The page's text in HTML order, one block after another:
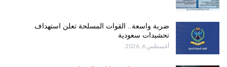
ضربة واسعة.. القوات المسلحة تعلن استهداف
تحشيدات سعودية
أغسطس 6, 2026